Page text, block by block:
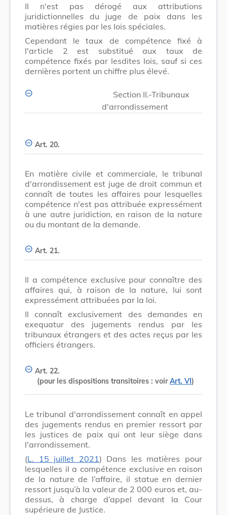
Il n'est pas dérogé aux attributions
juridictionnelles du juge de paix dans les
matières régies par les lois spéciales.
Cependant le taux de compétence fixé à
l'article 2 est substitué aux taux de
compétence fixés par lesdites lois, sauf si ces
dernières portent un chiffre plus élevé.
Section II.-Tribunaux
d'arrondissement
Art. 20.
En matière civile et commerciale, le tribunal
d'arrondissement est juge de droit commun et
connaît de toutes les affaires pour lesquelles
compétence n'est pas attribuée expressément
à une autre juridiction, en raison de la nature
ou du montant de la demande.
Art. 21.
Il a compétence exclusive pour connaître des
affaires qui, à raison de la nature, lui sont
expressément attribuées par la loi.
Il connaît exclusivement des demandes en
exequatur des jugements rendus par les
tribunaux étrangers et des actes reçus par les
officiers étrangers.
Art. 22.
(pour les dispositions transitoires : voirArt. VI)
Le tribunal d'arrondissement connaît en appel
des jugements rendus en premier ressort par
les justices de paix qui ont leur siège dans
l'arrondissement.
(L. 15 juillet 2021 ) Dans les matières pour
lesquelles il a compétence exclusive en raison
de la nature de l’affaire, il statue en dernier
ressort jusqu’à la valeur de 2 000 euros et, au-
dessus, à charge d’appel devant la Cour
supérieure de Justice.